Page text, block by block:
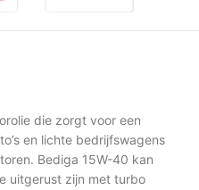
die zorgt voor een
en lichte bedrijfswagens
Bediga 15W-40 kan
uitgerust zijn met turbo